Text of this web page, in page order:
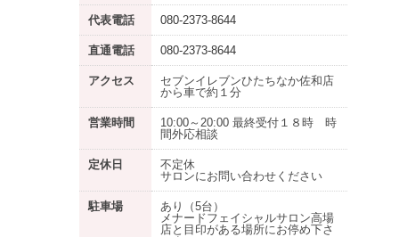
代表電話 080-2373-8644
直通電話 080-2373-8644
アクセス
セブンイレブンひたちなか佐和店
から車で約１分
営業時間
10:00～20:00 最終受付１８時 時
間外応相談
定休日
不定休
サロンにお問い合わせください
駐車場 あり
（5台）
メナードフェイシャルサロン高場
店と目印がある場所にお停め下さ